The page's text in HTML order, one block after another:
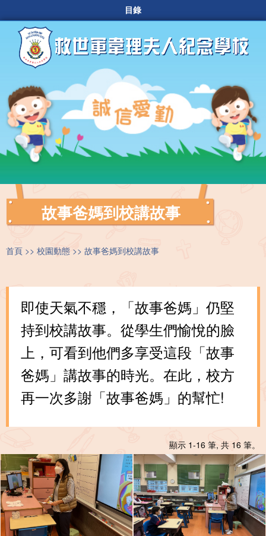
目錄
故事爸媽到校講故事
首頁 校園動態 故事爸媽到校講故事
即使天氣不穩，「故事爸媽」仍堅
持到校講故事。從學生們愉悅的臉
上，可看到他們多享受這段「故事
爸媽」講故事的時光。在此，校方
再一次多謝「故事爸媽」的幫忙!
顯示 1-16 筆, 共 16 筆。